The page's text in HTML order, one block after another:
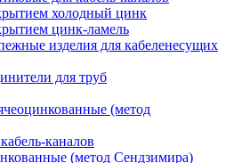
холодный цинк
цинк-ламель
изделия для кабеленесущих
для труб
(метод
каналов
(метод Сендзимира)